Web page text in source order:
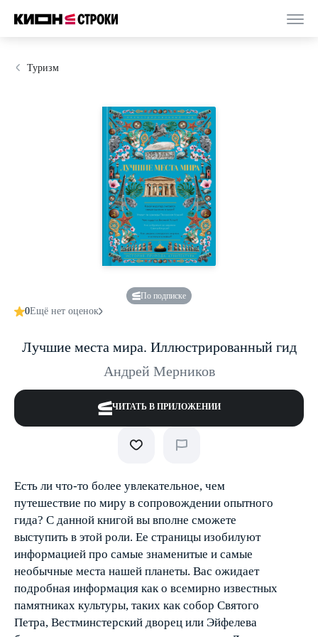
Туризм
По подписке
0Ещё нет оценок
Лучшие места мира. Иллюстрированный гид
Андрей Мерников
ЧИТАТЬ В ПРИЛОЖЕНИИ
Есть ли что-то более увлекательное, чем
путешествие по миру в сопровождении опытного
гида? С данной книгой вы вполне сможете
выступить в этой роли. Ее страницы изобилуют
информацией про самые знаменитые и самые
необычные места нашей планеты. Вас ожидает
подробная информация как о всемирно известных
памятниках культуры, таких как собор Святого
Петра, Вестминстерский дворец или Эйфелева